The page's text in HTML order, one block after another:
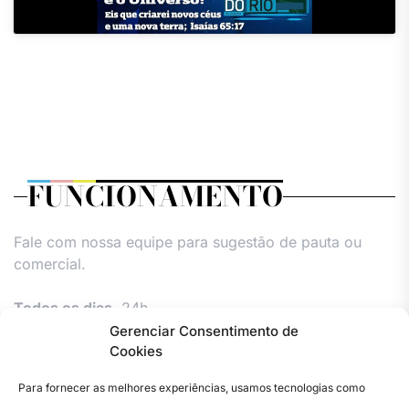
Gerenciar Consentimento de
Cookies
Para fornecer as melhores experiências, usamos tecnologias como
FUNCIONAMENTO
Fale com nossa equipe para sugestão de pauta ou
comercial.
Todos os dias, 24h.